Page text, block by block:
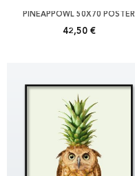
PINEAPPOWL 50X70 POSTER
42,50 €